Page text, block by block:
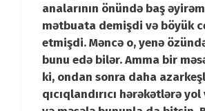
analarının önündə baş
mətbuata demişdi və böyük
etmişdi. Məncə o, yenə
bunu edə bilər. Amma bir
ki, ondan sonra daha
qıcıqlandırıcı hərəkətlərə